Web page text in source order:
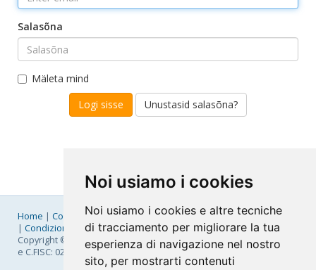
Noi usiamo i cookies
Noi usiamo i cookies e altre tecniche
di tracciamento per migliorare la tua
esperienza di navigazione nel nostro
sito, per mostrarti contenuti
Salasõna
Mäleta mind
Unustasid salasõna?
Home | Company|Listino Prezzi|Pagamenti|SLA |Privacy
| Condizioni Generali|Fatturazione Elettronica |Mappa
Copyright © 2026 FastNom Planetel S.p.A. - Divisione .Cloud - P.IVA
e C.FISC: 02831630161